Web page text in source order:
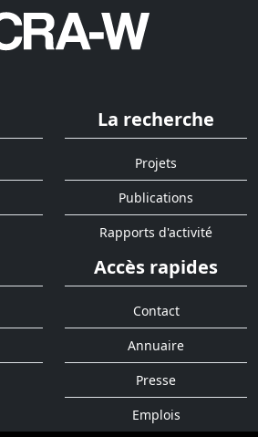
La recherche
Projets
Publications
Rapports d'activité
Accès rapides
Contact
Annuaire
Presse
Emplois